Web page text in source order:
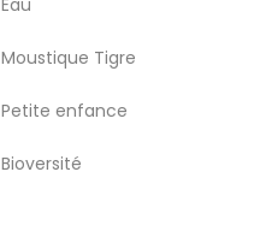
Eau
Moustique Tigre
Petite enfance
Bioversité